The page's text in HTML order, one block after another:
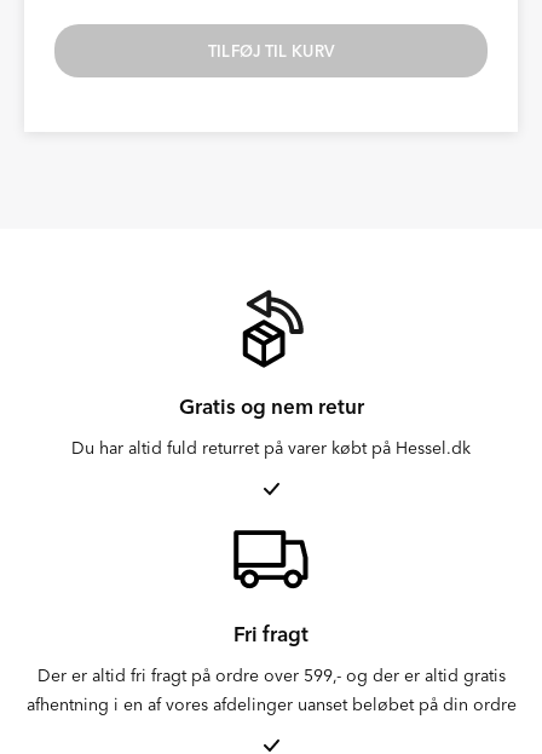
TILFØJ TIL KURV
Gratis og nem retur
Du har altid fuld returret på varer købt på Hessel.dk
Fri fragt
Der er altid fri fragt på ordre over 599,- og der er altid gratis
afhentning i en af vores afdelinger uanset beløbet på din ordre